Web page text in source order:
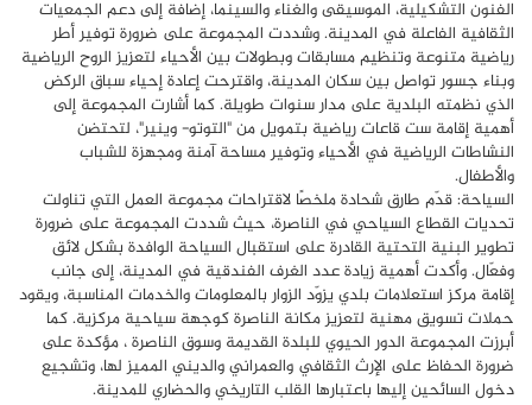
الفنون التشكيلية، الموسيقى والغناء والسينما، إضافة إلى دعم الجمعيات
الثقافية الفاعلة في المدينة. وشددت المجموعة على ضرورة توفير أطر
رياضية متنوعة وتنظيم مسابقات وبطولات بين الأحياء لتعزيز الروح الرياضية
وبناء جسور تواصل بين سكان المدينة، واقترحت إعادة إحياء سباق الركض
الذي نظمته البلدية على مدار سنوات طويلة. كما أشارت المجموعة إلى
أهمية إقامة ست قاعات رياضية بتمويل من "التوتو- وينير"، لتحتضن
النشاطات الرياضية في الأحياء وتوفير مساحة آمنة ومجهزة للشباب
والأطفال.
السياحة: قدّم طارق شحادة ملخصًا لاقتراحات مجموعة العمل التي تناولت
تحديات القطاع السياحي في الناصرة، حيث شددت المجموعة على ضرورة
تطوير البنية التحتية القادرة على استقبال السياحة الوافدة بشكل لائق
وفعّال. وأكدت أهمية زيادة عدد الغرف الفندقية في المدينة، إلى جانب
إقامة مركز استعلامات بلدي يزوّد الزوار بالمعلومات والخدمات المناسبة، ويقود
حملات تسويق مهنية لتعزيز مكانة الناصرة كوجهة سياحية مركزية. كما
أبرزت المجموعة الدور الحيوي للبلدة القديمة وسوق الناصرة ، مؤكدة على
ضرورة الحفاظ على الإرث الثقافي والعمراني والديني المميز لها، وتشجيع
دخول السائحين إليها باعتبارها القلب التاريخي والحضاري للمدينة.